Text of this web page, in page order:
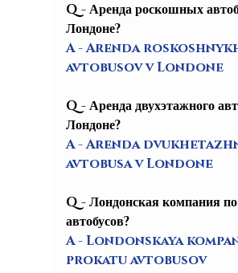
Q - Аренда роскошных
Лондоне?
A - Arenda
avtobusov v Londone
Q - Аренда двухэтажного
Лондоне?
A - Arenda
avtobusa v Londone
Q - Лондонская компания
автобусов?
A - Londonskaya
prokatu avtobusov